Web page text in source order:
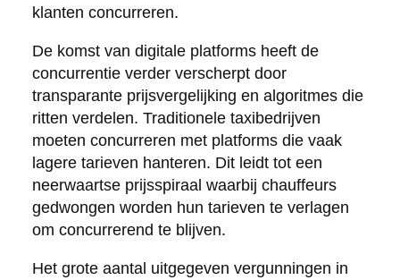
klanten concurreren.
De komst van digitale platforms heeft de
concurrentie verder verscherpt door
transparante prijsvergelijking en algoritmes die
ritten verdelen. Traditionele taxibedrijven
moeten concurreren met platforms die vaak
lagere tarieven hanteren. Dit leidt tot een
neerwaartse prijsspiraal waarbij chauffeurs
gedwongen worden hun tarieven te verlagen
om concurrerend te blijven.
Het grote aantal uitgegeven vergunningen in